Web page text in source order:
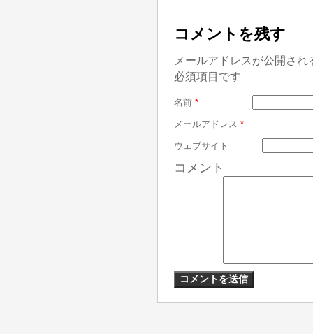
コメントを残す
メールアドレスが公開さ
必須項目です
名前 *
メールアドレス *
ウェブサイト
コメント